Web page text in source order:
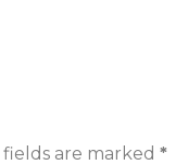
are marked *